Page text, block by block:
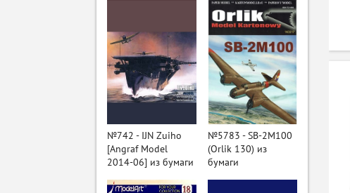
№742 - IJN Zuiho
[Angraf Model
2014-06] из бумаги
№5783 - SB-2M100
(Orlik 130) из
бумаги